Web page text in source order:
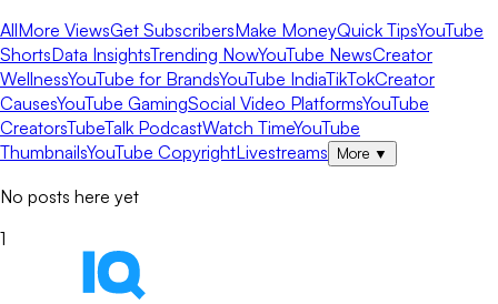
AllMore ViewsGet SubscribersMake MoneyQuick TipsYouTube
ShortsData InsightsTrending NowYouTube NewsCreator
WellnessYouTube for BrandsYouTube IndiaTikTokCreator
CausesYouTube GamingSocial Video PlatformsYouTube
CreatorsTubeTalk PodcastWatch TimeYouTube
ThumbnailsYouTube CopyrightLivestreams More ▼
No posts here yet
1